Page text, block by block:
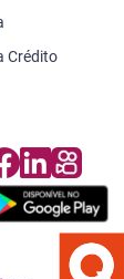
Crédito